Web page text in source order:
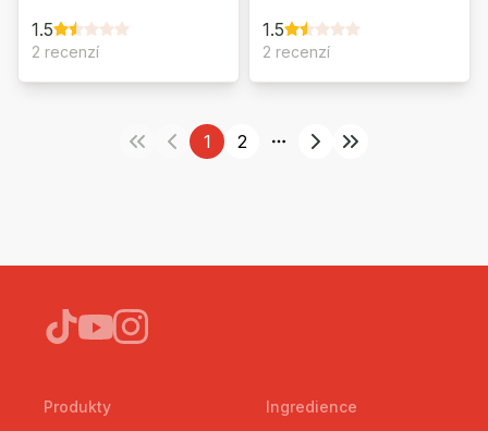
1.5
2 recenzí
1.5
2 recenzí
1 2
More pages
Produkty Ingredience